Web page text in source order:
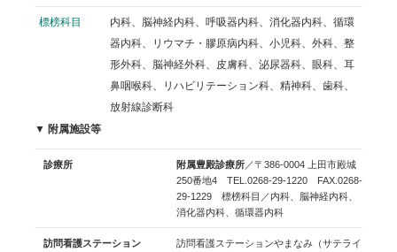
標榜科目
内科、脳神経内科、呼吸器内科、消化器内科、循環
器内科、リウマチ・膠原病内科、小児科、外科、整
形外科、脳神経外科、皮膚科、泌尿器科、眼科、耳
鼻咽喉科、リハビリテーション科、精神科、歯科、
放射線診断科
▼ 附属施設等
診療所 附属豊殿診療所／〒386-0004 上田市殿城
250番地4 TEL.0268-29-1220 FAX.0268-
29-1229 標榜科目／内科、脳神経内科、
消化器内科、循環器内科
訪問看護ステーション
訪問看護ステーションやまなみ（サテライ